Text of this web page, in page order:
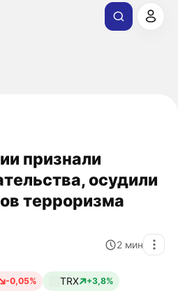
признали
осудили
терроризма
2 мин
-0,05% TRX +3,8%